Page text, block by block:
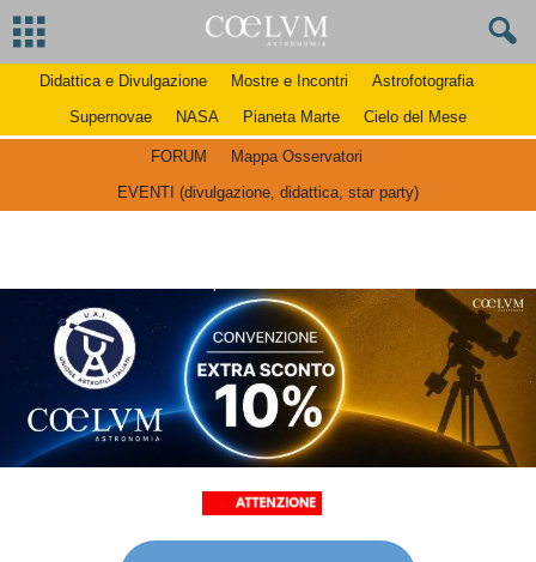
Didattica e Divulgazione Mostre e Incontri
Astrofotografia
Supernovae
NASA Pianeta Marte Cielo del Mese
FORUM
Mappa Osservatori
EVENTI (divulgazione, didattica, star party)